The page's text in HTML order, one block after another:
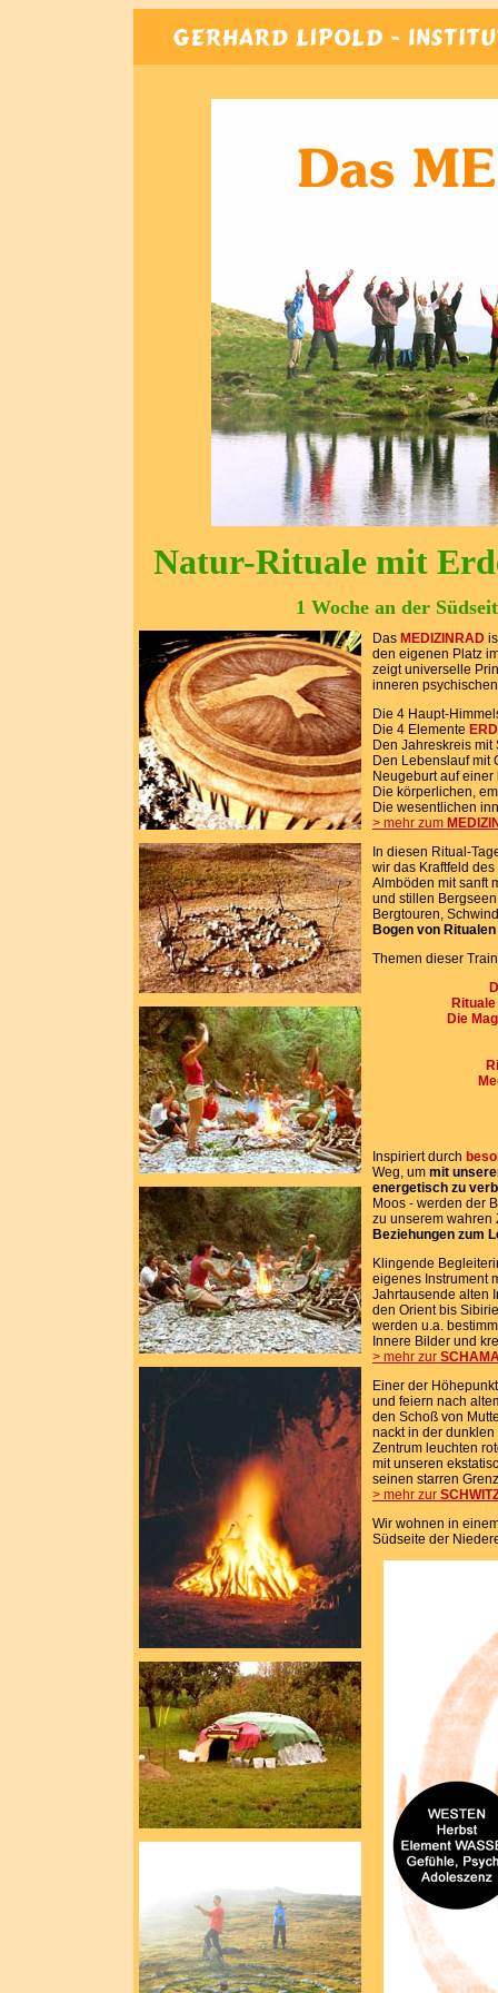
Natur-Rituale mit
1 Woche an der
Das MEDIZINRAD
den eigenen Platz
zeigt universelle
inneren
Die 4 Haupt-
Die 4 Elemente
Den Jahreskreis mit
Den Lebenslauf mit
Neugeburt auf
Die körperlichen,
Die wesentlichen
> mehr zum
In diesen Ritual-
wir das Kraftfeld
Almböden mit sanft
und stillen
Bergtouren,
Bogen von Ritualen
Themen dieser
Die
Inspiriert durch
Weg, um mit
energetisch zu
Moos - werden der
zu unserem
Beziehungen zum
Klingende
eigenes Instrument
Jahrtausende alten
den Orient bis
werden u.a.
Innere Bilder und
> mehr zur
Einer der
und feiern nach
den Schoß von
nackt in der
Zentrum leuchten
mit unseren
seinen starren
> mehr zur
Wir wohnen in
Südseite der